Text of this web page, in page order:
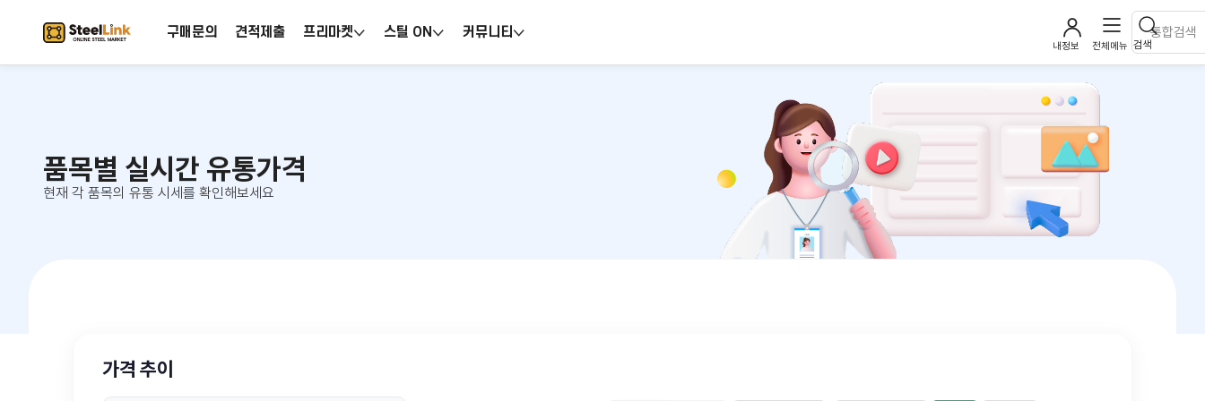
구매문의 견적제출 프리마켓 스틸 ON 커뮤니티
검색
내정보 전체메뉴
품목별 실시간 유통가격
현재 각 품목의 유통 시세를 확인해보세요
가격 추이